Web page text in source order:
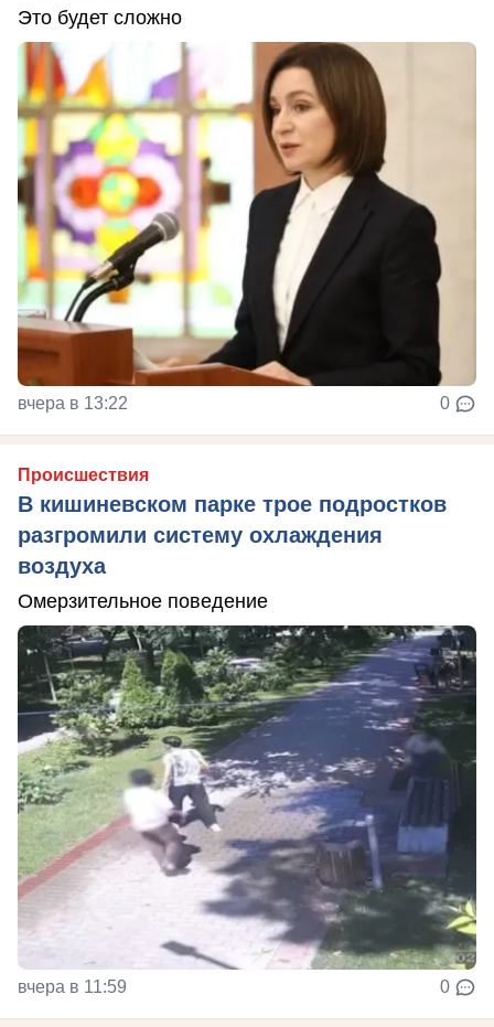
Это будет сложно
вчера в 13:22 0
Происшествия
В кишиневском парке трое подростков
разгромили систему охлаждения
воздуха
Омерзительное поведение
вчера в 11:59 0